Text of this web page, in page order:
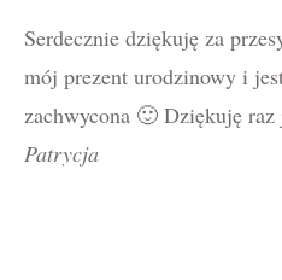
Serdecznie dziękuję za
mój prezent urodzinowy i
zachwycona 🙂 Dziękuję raz
Patrycja